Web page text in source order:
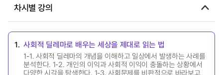
차시별 강의
1. 사회적 딜레마로 배우는 세상을 제대로 읽는 법
1-1. 사회적 딜레마의 개념을 이해하고 일상에서 발생하는 사례를
분석한다. 1-2. 개인의 이익과 사회적 이익이 충돌하는 상황에서
다양한 시각을 탐색한다. 1-3. 사회문제를 비판적으로 바라보고